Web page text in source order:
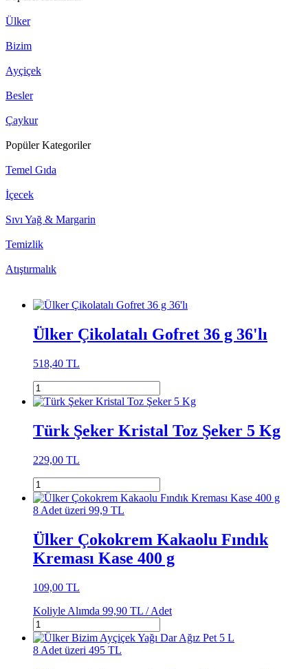
Ülker
Bizim
Ayçiçek
Besler
Çaykur
Popüler Kategoriler
Temel Gıda
İçecek
Sıvı Yağ & Margarin
Temizlik
Atıştırmalık
Ülker Çikolatalı Gofret 36 g 36'lı
518,40 TL
Türk Şeker Kristal Toz Şeker 5 Kg
229,00 TL
8 Adet üzeri 99,9 TL
Ülker Çokokrem Kakaolu Fındık
Kreması Kase 400 g
109,00 TL
Koliyle Alımda 99,90 TL /Adet
8 Adet üzeri 495 TL